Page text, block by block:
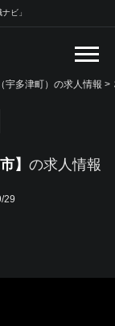
ビ」
宇多津町）の求人情報 >
】 の求人情報
29